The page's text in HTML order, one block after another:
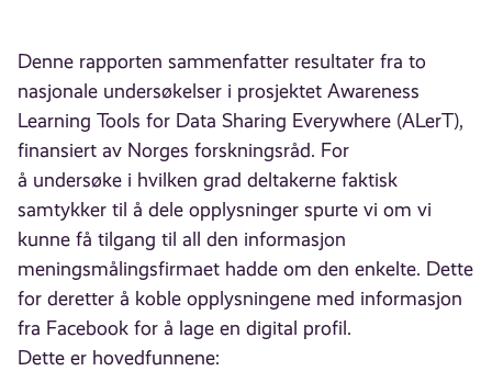
Denne rapporten sammenfatter resultater fra to
nasjonale undersøkelser i prosjektet Awareness
Learning Tools for Data Sharing Everywhere (ALerT),
finansiert av Norges forskningsråd. For
å undersøke i hvilken grad deltakerne faktisk
samtykker til å dele opplysninger spurte vi om vi
kunne få tilgang til all den informasjon
meningsmålingsfirmaet hadde om den enkelte. Dette
for deretter å koble opplysningene med informasjon
fra Facebook for å lage en digital profil.
Dette er hovedfunnene: